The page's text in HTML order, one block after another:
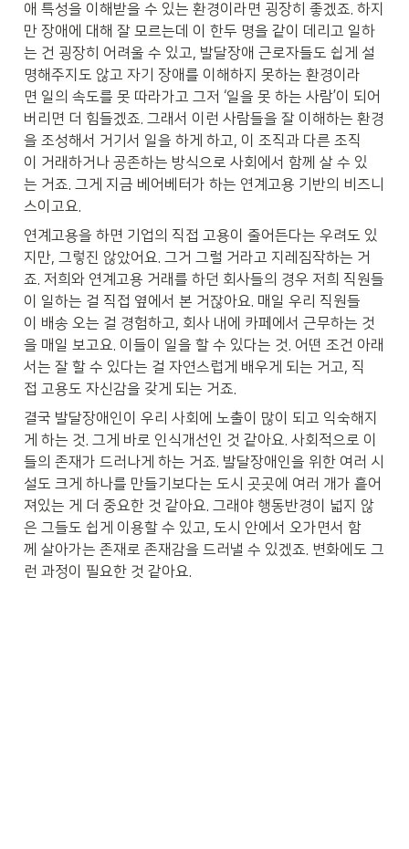
애 특성을 이해받을 수 있는 환경이라면 굉장히 좋겠죠. 하지
만 장애에 대해 잘 모르는데 이 한두 명을 같이 데리고 일하
는 건 굉장히 어려울 수 있고, 발달장애 근로자들도 쉽게 설
명해주지도 않고 자기 장애를 이해하지 못하는 환경이라
면 일의 속도를 못 따라가고 그저 ‘일을 못 하는 사람’이 되어
버리면 더 힘들겠죠. 그래서 이런 사람들을 잘 이해하는 환경
을 조성해서 거기서 일을 하게 하고, 이 조직과 다른 조직
이 거래하거나 공존하는 방식으로 사회에서 함께 살 수 있
는 거죠. 그게 지금 베어베터가 하는 연계고용 기반의 비즈니
스이고요.
연계고용을 하면 기업의 직접 고용이 줄어든다는 우려도 있
지만, 그렇진 않았어요. 그거 그럴 거라고 지레짐작하는 거
죠. 저희와 연계고용 거래를 하던 회사들의 경우 저희 직원들
이 일하는 걸 직접 옆에서 본 거잖아요. 매일 우리 직원들
이 배송 오는 걸 경험하고, 회사 내에 카페에서 근무하는 것
을 매일 보고요. 이들이 일을 할 수 있다는 것. 어떤 조건 아래
서는 잘 할 수 있다는 걸 자연스럽게 배우게 되는 거고, 직
접 고용도 자신감을 갖게 되는 거죠.
결국 발달장애인이 우리 사회에 노출이 많이 되고 익숙해지
게 하는 것. 그게 바로 인식개선인 것 같아요. 사회적으로 이
들의 존재가 드러나게 하는 거죠. 발달장애인을 위한 여러 시
설도 크게 하나를 만들기보다는 도시 곳곳에 여러 개가 흩어
져있는 게 더 중요한 것 같아요. 그래야 행동반경이 넓지 않
은 그들도 쉽게 이용할 수 있고, 도시 안에서 오가면서 함
께 살아가는 존재로 존재감을 드러낼 수 있겠죠. 변화에도 그
런 과정이 필요한 것 같아요.